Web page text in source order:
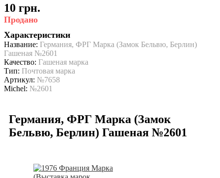
10 грн.
Продано
Характеристики
Название: Германия, ФРГ Марка (Замок Бельвю, Берлин)
Гашеная №2601
Качество: Гашеная марка
Тип: Почтовая марка
Артикул: №7658
Michel: №2601
Германия, ФРГ Марка (Замок
Бельвю, Берлин) Гашеная №2601